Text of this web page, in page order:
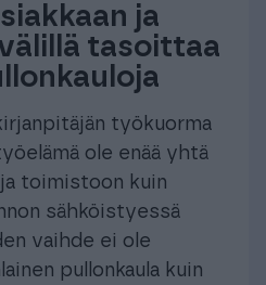
ja
tasoittaa
työkuorma
ole enää yhtä
toimistoon kuin
sähköistyessä
vaihde ei ole
pullonkaula kuin